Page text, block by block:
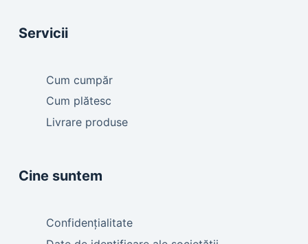
Servicii
Cum cumpăr
Cum plătesc
Livrare produse
Cine suntem
Confidențialitate